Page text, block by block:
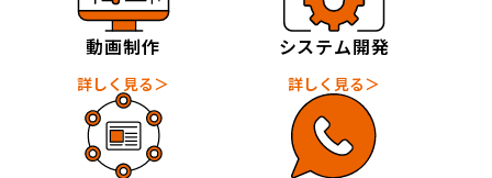
動画制作
詳しく見る＞
システム開発
詳しく見る＞